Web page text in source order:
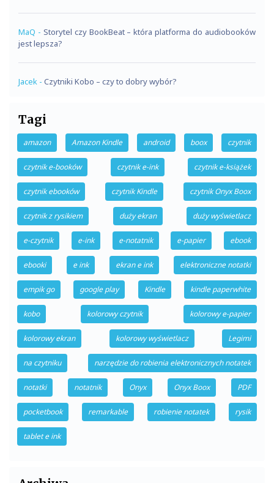
MaQ - Storytel czy BookBeat – która platforma do audiobooków
jest lepsza?
Jacek - Czytniki Kobo – czy to dobry wybór?
Tagi
amazon Amazon Kindle android boox czytnik
czytnik e-booków czytnik e-ink czytnik e-książek
czytnik ebooków czytnik Kindle czytnik Onyx Boox
czytnik z rysikiem duży ekran duży wyświetlacz
e-czytnik e-ink e-notatnik e-papier ebook
ebooki e ink ekran e ink elektroniczne notatki
empik go google play Kindle kindle paperwhite
kobo kolorowy czytnik kolorowy e-papier
kolorowy ekran kolorowy wyświetlacz Legimi
na czytniku narzędzie do robienia elektronicznych notatek
notatki notatnik Onyx Onyx Boox PDF
pocketbook remarkable robienie notatek rysik
tablet e ink